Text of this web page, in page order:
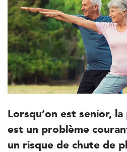
Lorsqu’on est senior,
est un problème
un risque de chute de